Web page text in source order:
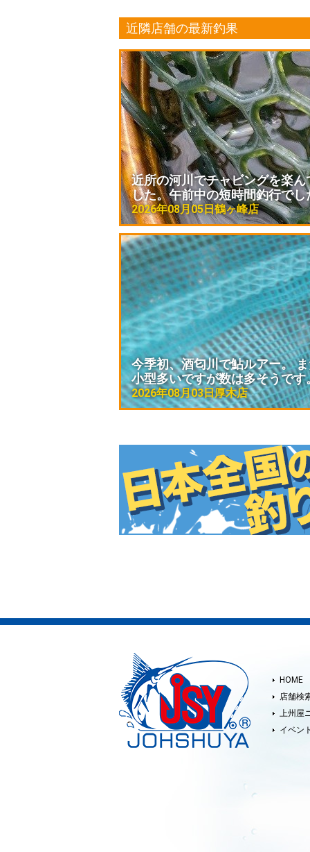
近隣店舗の最新釣果
近所の河川でチャビングを楽ん
した。午前中の短時間釣行で
2026年08月05日鶴ヶ峰店
今季初、酒匂川で鮎ルアー。
小型多いですが数は多そうです
2026年08月03日厚木店
HOME
店舗検
上州屋
イベン